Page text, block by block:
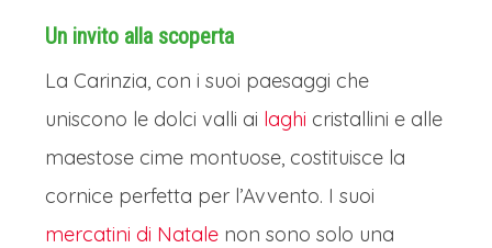
DELL’AUSTRIA
dirigeremo a Mariazell, considerato a
ragione il cuore spirituale dell'Austria,
meta di pellegrinaggi più celebre del
paese; ma in inverno la sua magnifica
Un invito alla scoperta
La Carinzia, con i suoi paesaggi che
uniscono le dolci valli ai laghi cristallini e alle
maestose cime montuose, costituisce la
cornice perfetta per l’Avvento. I suoi
mercatini di Natale non sono solo una